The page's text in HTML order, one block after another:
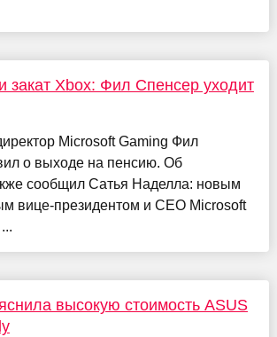
закат Xbox: Фил Спенсер уходит
Microsoft Gaming Фил
о выходе на пенсию. Об
сообщил Сатья Наделла: новым
вице-президентом и CEO Microsoft
высокую стоимость ASUS